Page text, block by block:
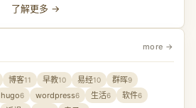
了解更多 →
more →
博客11 早教10 易经10 群晖9
hugo6 wordpress6 生活6 软件6